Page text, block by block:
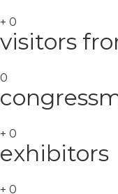
+ 0
visitors
0
+ 0
exhibitors
+ 0